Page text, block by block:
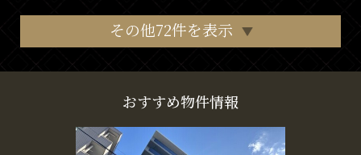
その他72件を表示
おすすめ物件情報